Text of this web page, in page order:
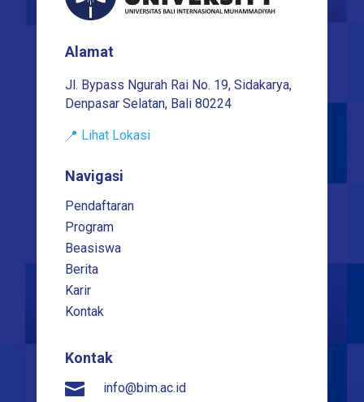
Alamat
Jl. Bypass Ngurah Rai No. 19, Sidakarya,
Denpasar Selatan, Bali 80224
📍 Lihat Lokasi
Navigasi
Pendaftaran
Program
Beasiswa
Berita
Karir
Kontak
Kontak
 info@bim.ac.id